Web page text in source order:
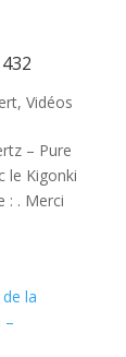
, Vidéos
– Pure
le Kigonki
: . Merci